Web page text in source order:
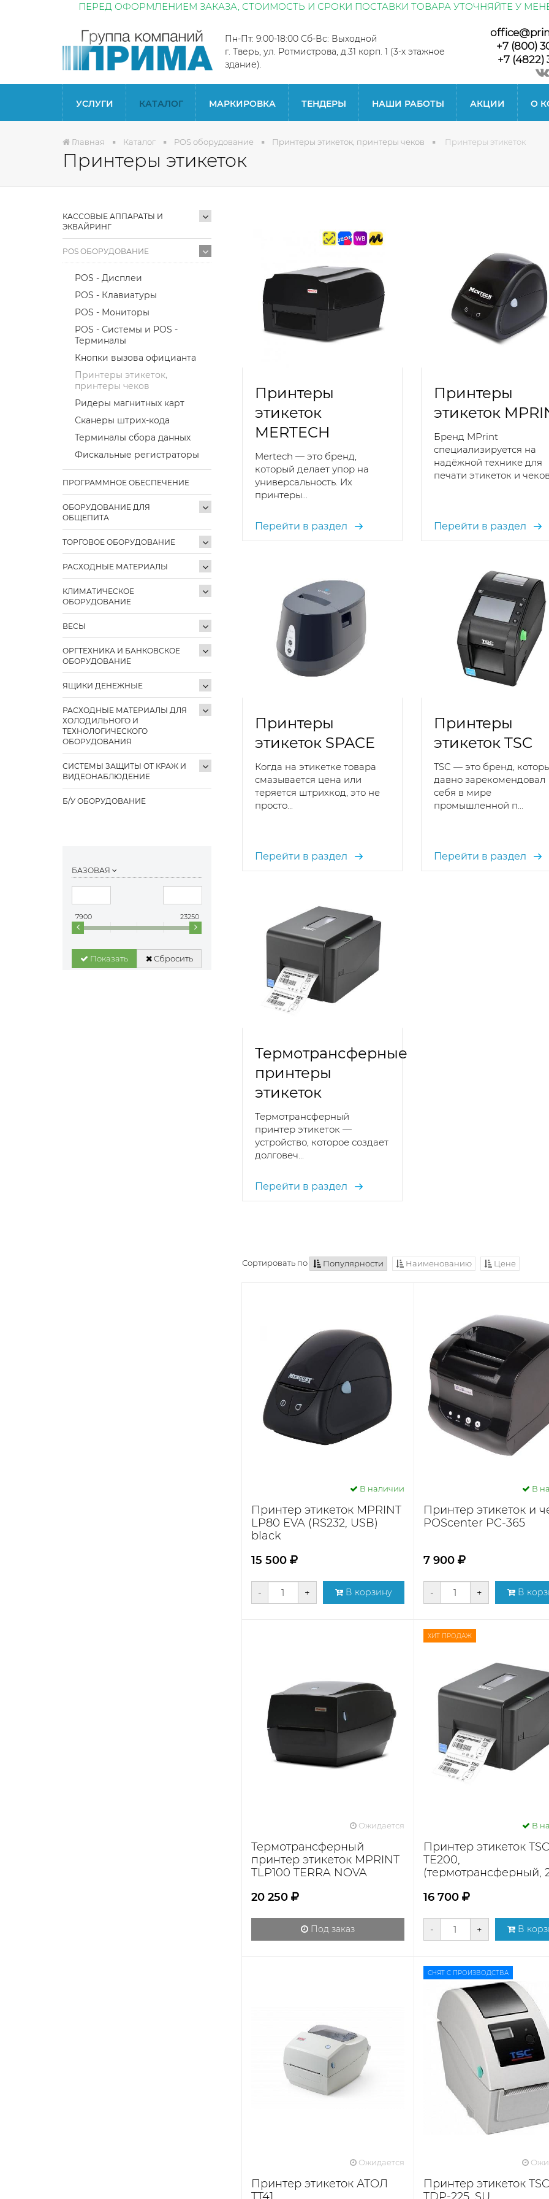
ПЕРЕД ОФОРМЛЕНИЕМ ЗАКАЗА, СТОИМОСТЬ И СРОКИ ПОСТАВКИ ТОВАРА УТОЧНЯЙТЕ У
Пн-Пт: 9:00-18:00 Сб-Вс: Выходной
г. Тверь, ул. Ротмистрова, д.31 корп. 1 (3-х этажное
здание).
+7 (800)
+7 (4822)
УСЛУГИ КАТАЛОГ МАРКИРОВКА ТЕНДЕРЫ НАШИ РАБОТЫ АКЦИИ О
Главная Каталог POS оборудование Принтеры этикеток, принтеры чеков Принтеры этикеток
Принтеры этикеток
КАССОВЫЕ АППАРАТЫ И
ЭКВАЙРИНГ
POS ОБОРУДОВАНИЕ
POS - Дисплеи
POS - Клавиатуры
POS - Мониторы
POS - Системы и POS -
Терминалы
Кнопки вызова официанта
Принтеры этикеток,
принтеры чеков
Ридеры магнитных карт
Сканеры штрих-кода
Терминалы сбора данных
Фискальные регистраторы
ПРОГРАММНОЕ ОБЕСПЕЧЕНИЕ
ОБОРУДОВАНИЕ ДЛЯ
ОБЩЕПИТА
ТОРГОВОЕ ОБОРУДОВАНИЕ
РАСХОДНЫЕ МАТЕРИАЛЫ
КЛИМАТИЧЕСКОЕ
ОБОРУДОВАНИЕ
ВЕСЫ
ОРГТЕХНИКА И БАНКОВСКОЕ
ОБОРУДОВАНИЕ
ЯЩИКИ ДЕНЕЖНЫЕ
РАСХОДНЫЕ МАТЕРИАЛЫ ДЛЯ
ХОЛОДИЛЬНОГО И
ТЕХНОЛОГИЧЕСКОГО
ОБОРУДОВАНИЯ
СИСТЕМЫ ЗАЩИТЫ ОТ КРАЖ И
ВИДЕОНАБЛЮДЕНИЕ
Б/У ОБОРУДОВАНИЕ
БАЗОВАЯ
7900 23250
Показать Сбросить
Принтеры
этикеток
MERTECH
Mertech — это бренд,
который делает упор на
универсальность. Их
принтеры...
Перейти в раздел
Принтеры
этикеток
Бренд MPrint
специализируется на
надёжной технике для
печати этикеток и
Перейти в раздел
Принтеры
этикеток SPACE
Когда на этикетке товара
смазывается цена или
теряется штрихкод, это не
просто...
Перейти в раздел
Принтеры
этикеток TSC
TSC — это бренд,
давно зарекомендовал
себя в мире
промышленной п...
Перейти в раздел
Термотрансферные
принтеры
этикеток
Термотрансферный
принтер этикеток —
устройство, которое создает
долговеч...
Перейти в раздел
Сортировать по Популярности Наименованию Цене
В наличии
Принтер этикеток MPRINT
LP80 EVA (RS232, USB)
black
15 500
- + В корзину
В
Принтер этикеток и
POScenter PC-365
7 900
- + В
Ожидается
Термотрансферный
принтер этикеток MPRINT
TLP100 TERRA NOVA
20 250
Под заказ
ХИТ ПРОДАЖ
В
Принтер этикеток TSC
TЕ200,
(термотрансферный,
16 700
- + В
Ожидается
Принтер этикеток АТОЛ
СНЯТ С ПРОИЗВОДСТВА
Принтер этикеток TSC